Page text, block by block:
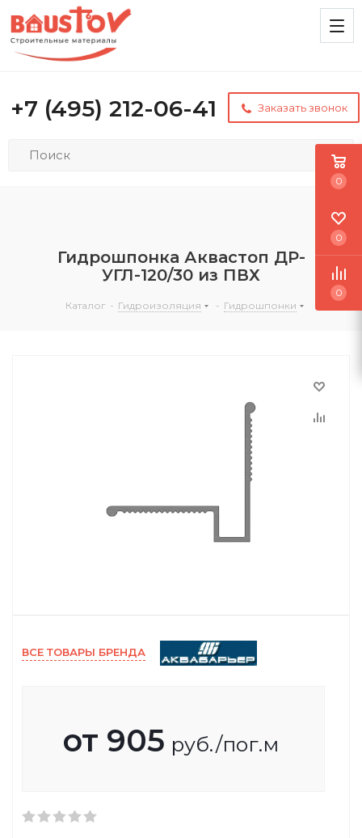
+7 (495) 212-06-41 Заказать звонок
Гидрошпонка Аквастоп ДР-
УГЛ-120/30 из ПВХ
Каталог - Гидроизоляция - Гидрошпонки
ВСЕ ТОВАРЫ БРЕНДА
от 905 руб./пог.м
0
0
0